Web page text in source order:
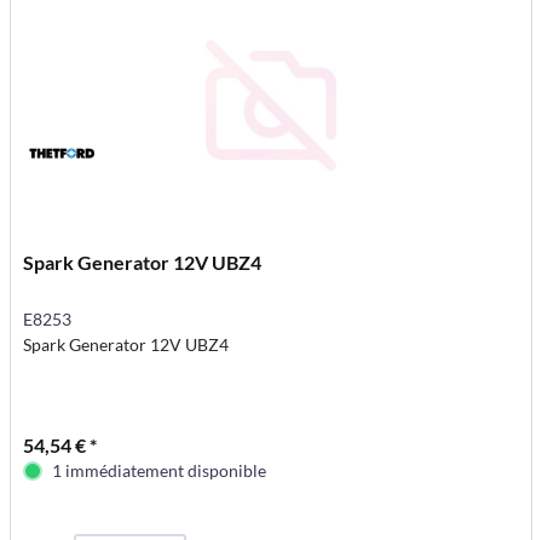
Spark Generator 12V UBZ4
E8253
Spark Generator 12V UBZ4
54,54 € *
1 immédiatement disponible